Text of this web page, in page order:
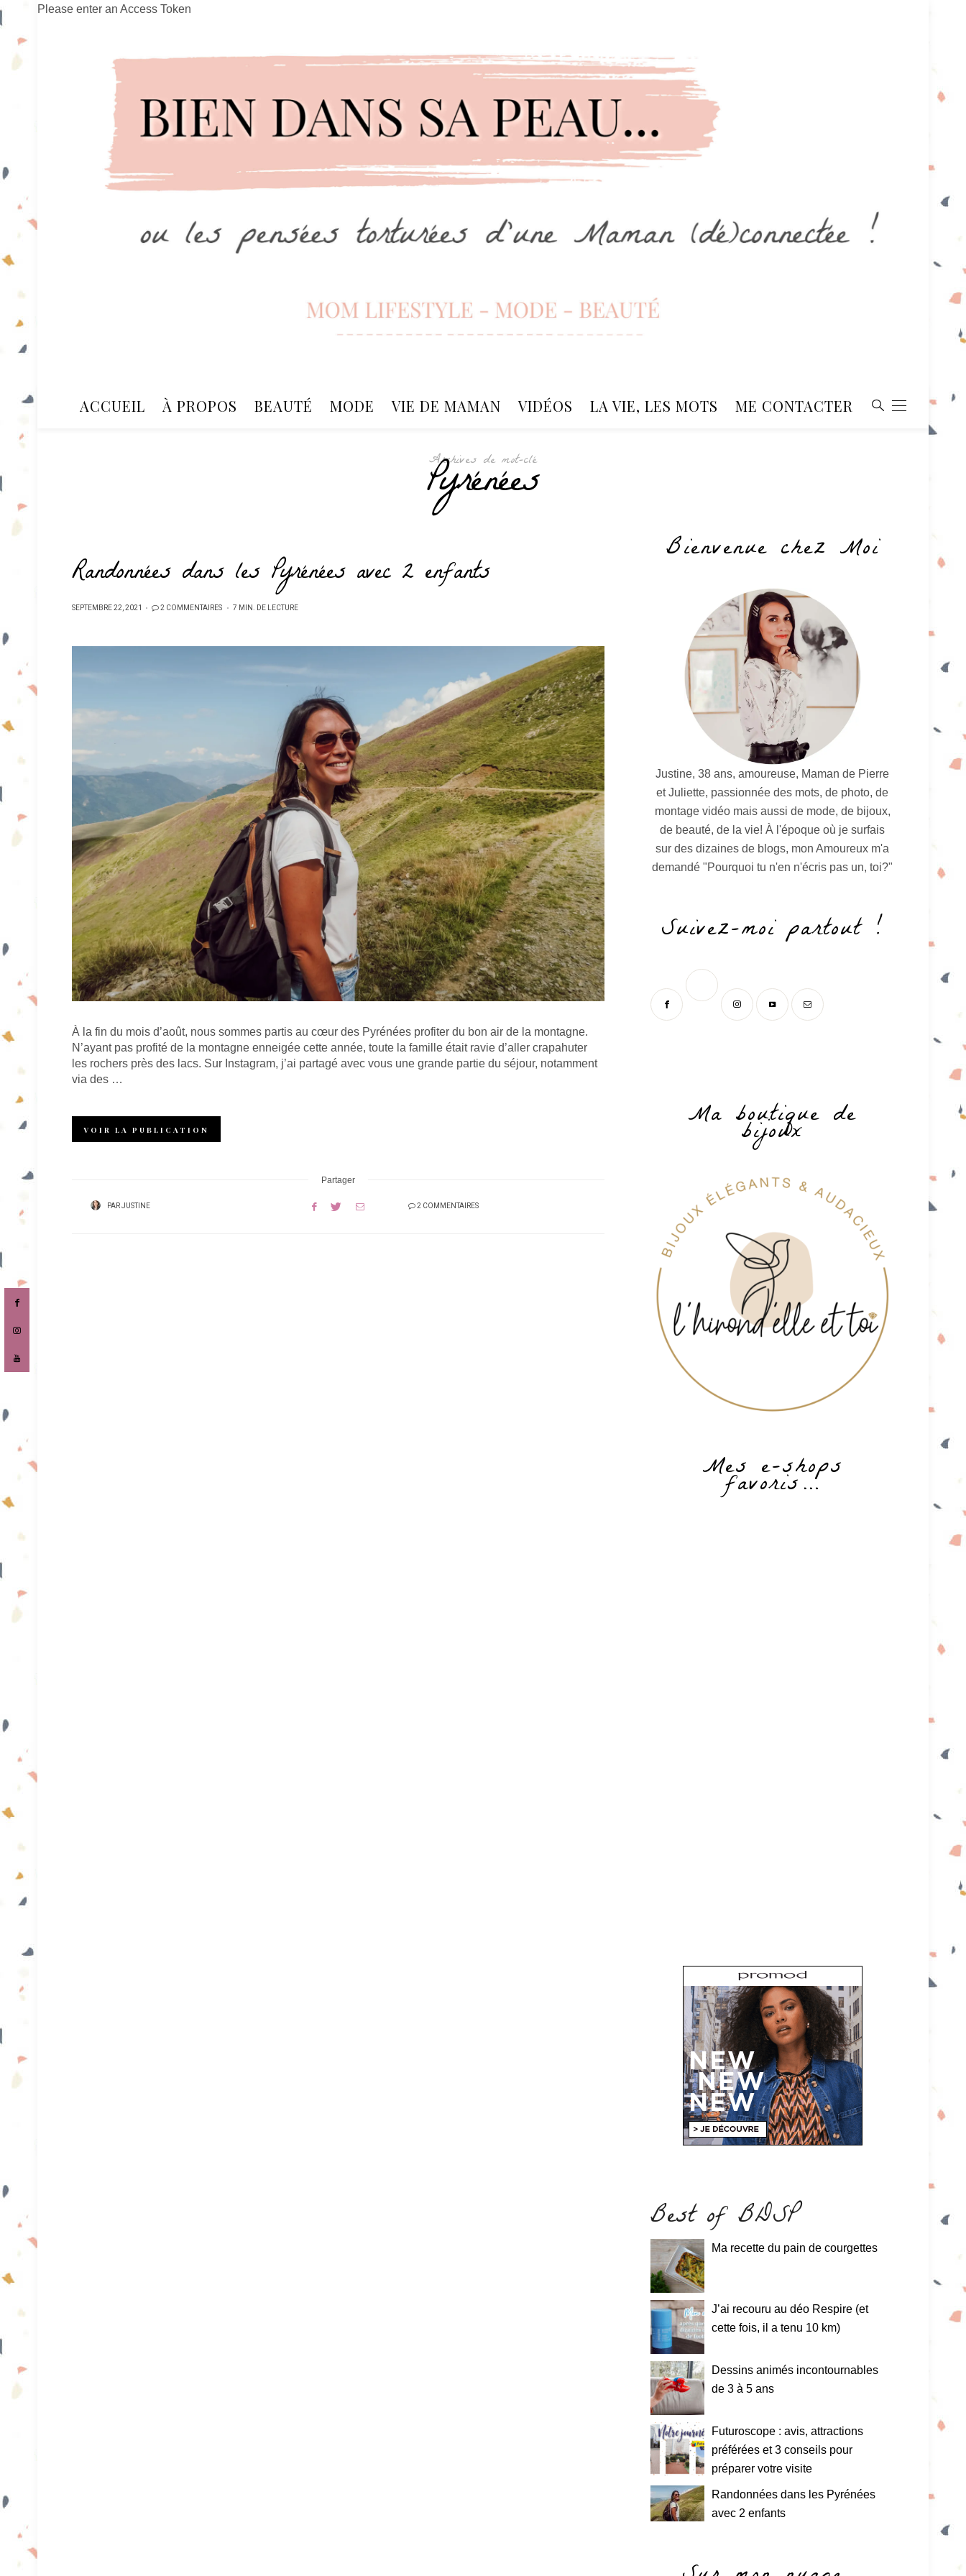
Please enter an Access Token
ACCUEIL À PROPOS BEAUTÉ MODE VIE DE MAMAN VIDÉOS LA VIE, LES MOTS ME CONTACTER
Archives de mot-clé
Pyrénées
Randonnées dans les Pyrénées avec 2 enfants
PUBLIÉ
SEPTEMBRE 22, 2021 2 COMMENTAIRES 7 MIN. DE LECTURE
À la fin du mois d’août, nous sommes partis au cœur des Pyrénées profiter du bon air de la montagne.
N’ayant pas profité de la montagne enneigée cette année, toute la famille était ravie d’aller crapahuter
les rochers près des lacs. Sur Instagram, j’ai partagé avec vous une grande partie du séjour, notamment
via des …
VOIR LA PUBLICATION
Partager
PARJUSTINE 2 COMMENTAIRES
Bienvenue chez Moi
Justine, 38 ans, amoureuse, Maman de Pierre
et Juliette, passionnée des mots, de photo, de
montage vidéo mais aussi de mode, de bijoux,
de beauté, de la vie! À l'époque où je surfais
sur des dizaines de blogs, mon Amoureux m'a
demandé "Pourquoi tu n'en n'écris pas un, toi?"
Suivez-moi partout !
Ma boutique de
bijoux
Mes e-shops
favoris…
Best of BDSP
Ma recette du pain de courgettes
J’ai recouru au déo Respire (et
cette fois, il a tenu 10 km)
Dessins animés incontournables
de 3 à 5 ans
Futuroscope : avis, attractions
préférées et 3 conseils pour
préparer votre visite
Randonnées dans les Pyrénées
avec 2 enfants